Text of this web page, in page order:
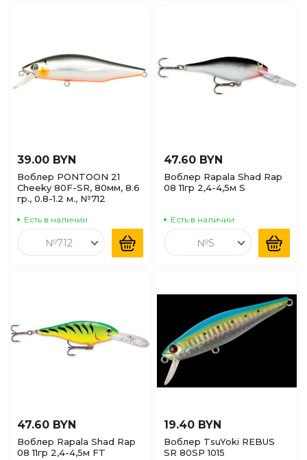
39.00 BYN
Воблер PONTOON 21
Cheeky 80F-SR, 80мм, 8.6
гр., 0.8-1.2 м., №712
Есть в наличии
№712
47.60 BYN
Воблер Rapala Shad Rap
08 11гр 2,4-4,5м S
Есть в наличии
№S
47.60 BYN
Воблер Rapala Shad Rap
08 11гр 2,4-4,5м FT
19.40 BYN
Воблер TsuYoki REBUS
SR 80SP 1015